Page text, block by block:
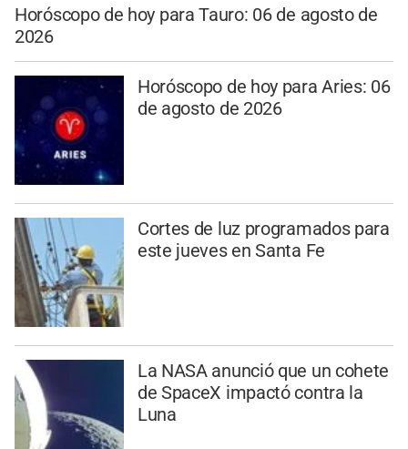
Horóscopo de hoy para Tauro: 06 de agosto de
2026
Horóscopo de hoy para Aries: 06
de agosto de 2026
Cortes de luz programados para
este jueves en Santa Fe
La NASA anunció que un cohete
de SpaceX impactó contra la
Luna